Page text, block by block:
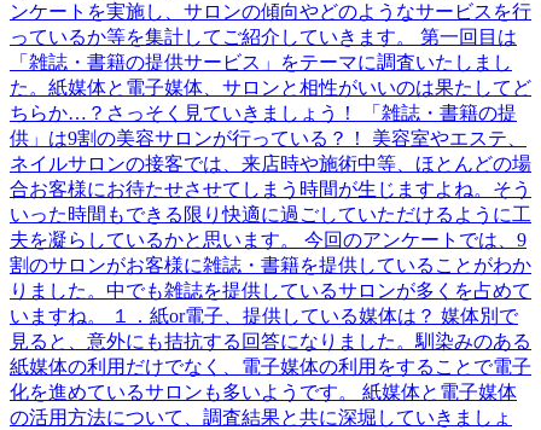
ンケートを実施し、サロンの傾向やどのようなサービスを行
っているか等を集計してご紹介していきます。 第一回目は
「雑誌・書籍の提供サービス」をテーマに調査いたしまし
た。紙媒体と電子媒体、サロンと相性がいいのは果たしてど
ちらか…？さっそく見ていきましょう！ 「雑誌・書籍の提
供」は9割の美容サロンが行っている？！ 美容室やエステ、
ネイルサロンの接客では、来店時や施術中等、ほとんどの場
合お客様にお待たせさせてしまう時間が生じますよね。そう
いった時間もできる限り快適に過ごしていただけるように工
夫を凝らしているかと思います。 今回のアンケートでは、9
割のサロンがお客様に雑誌・書籍を提供していることがわか
りました。中でも雑誌を提供しているサロンが多くを占めて
いますね。 １．紙or電子、提供している媒体は？ 媒体別で
見ると、意外にも拮抗する回答になりました。馴染みのある
紙媒体の利用だけでなく、電子媒体の利用をすることで電子
化を進めているサロンも多いようです。 紙媒体と電子媒体
の活用方法について、調査結果と共に深堀していきましょ